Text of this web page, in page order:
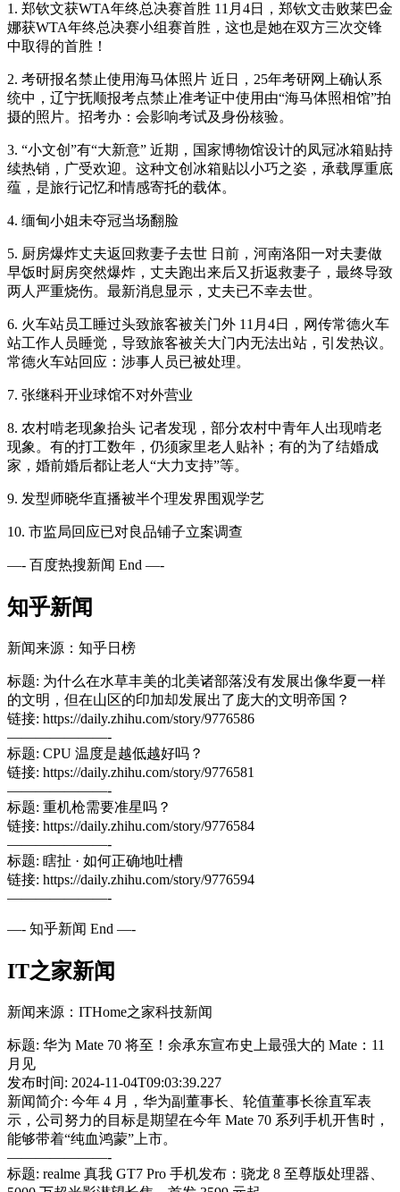
1. 郑钦文获WTA年终总决赛首胜 11月4日，郑钦文击败莱巴金
娜获WTA年终总决赛小组赛首胜，这也是她在双方三次交锋
中取得的首胜！
2. 考研报名禁止使用海马体照片 近日，25年考研网上确认系
统中，辽宁抚顺报考点禁止准考证中使用由“海马体照相馆”拍
摄的照片。招考办：会影响考试及身份核验。
3. “小文创”有“大新意” 近期，国家博物馆设计的凤冠冰箱贴持
续热销，广受欢迎。这种文创冰箱贴以小巧之姿，承载厚重底
蕴，是旅行记忆和情感寄托的载体。
4. 缅甸小姐未夺冠当场翻脸
5. 厨房爆炸丈夫返回救妻子去世 日前，河南洛阳一对夫妻做
早饭时厨房突然爆炸，丈夫跑出来后又折返救妻子，最终导致
两人严重烧伤。最新消息显示，丈夫已不幸去世。
6. 火车站员工睡过头致旅客被关门外 11月4日，网传常德火车
站工作人员睡觉，导致旅客被关大门内无法出站，引发热议。
常德火车站回应：涉事人员已被处理。
7. 张继科开业球馆不对外营业
8. 农村啃老现象抬头 记者发现，部分农村中青年人出现啃老
现象。有的打工数年，仍须家里老人贴补；有的为了结婚成
家，婚前婚后都让老人“大力支持”等。
9. 发型师晓华直播被半个理发界围观学艺
10. 市监局回应已对良品铺子立案调查
—- 百度热搜新闻 End —-
知乎新闻
新闻来源：知乎日榜
标题: 为什么在水草丰美的北美诸部落没有发展出像华夏一样
的文明，但在山区的印加却发展出了庞大的文明帝国？
链接: https://daily.zhihu.com/story/9776586
———————-
标题: CPU 温度是越低越好吗？
链接: https://daily.zhihu.com/story/9776581
———————-
标题: 重机枪需要准星吗？
链接: https://daily.zhihu.com/story/9776584
———————-
标题: 瞎扯 · 如何正确地吐槽
链接: https://daily.zhihu.com/story/9776594
———————-
—- 知乎新闻 End —-
IT之家新闻
新闻来源：ITHome之家科技新闻
标题: 华为 Mate 70 将至！余承东宣布史上最强大的 Mate：11
月见
发布时间: 2024-11-04T09:03:39.227
新闻简介: 今年 4 月，华为副董事长、轮值董事长徐直军表
示，公司努力的目标是期望在今年 Mate 70 系列手机开售时，
能够带着“纯血鸿蒙”上市。
———————-
标题: realme 真我 GT7 Pro 手机发布：骁龙 8 至尊版处理器、